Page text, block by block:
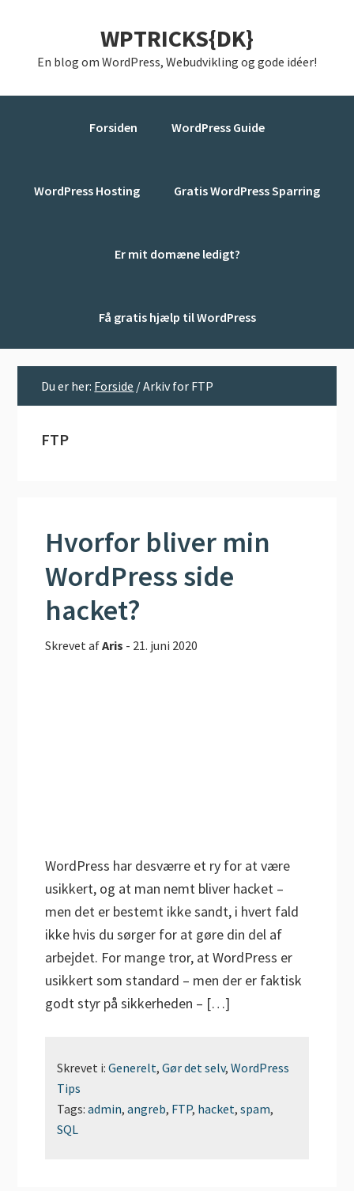
indhold
WPTRICKS{DK}
En blog om WordPress, Webudvikling og gode idéer!
Forsiden WordPress Guide
WordPress Hosting Gratis WordPress Sparring
Er mit domæne ledigt?
Få gratis hjælp til WordPress
Du er her: Forside /Arkiv for FTP
FTP
Hvorfor bliver min
WordPress side
hacket?
Skrevet afAris - 21. juni 2020
WordPress har desværre et ry for at være
usikkert, og at man nemt bliver hacket –
men det er bestemt ikke sandt, i hvert fald
ikke hvis du sørger for at gøre din del af
arbejdet. For mange tror, at WordPress er
usikkert som standard – men der er faktisk
godt styr på sikkerheden – […]
Skrevet i:Generelt,Gør det selv,WordPress
Tips
Tags:admin,angreb, FTP, hacket,spam,
SQL